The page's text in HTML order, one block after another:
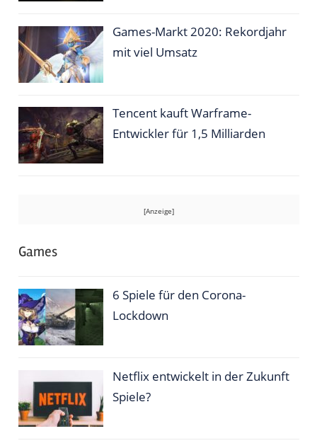
Games-Markt 2020: Rekordjahr
mit viel Umsatz
Tencent kauft Warframe-
Entwickler für 1,5 Milliarden
Games
6 Spiele für den Corona-
Lockdown
Netflix entwickelt in der Zukunft
Spiele?